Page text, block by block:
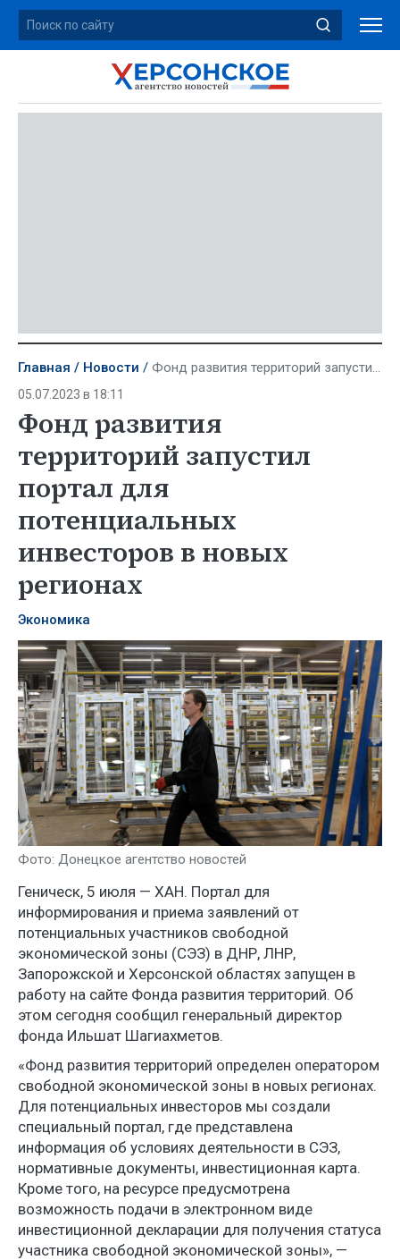
Главная Новости Фонд развития территорий запустил портал для потенциальных инвесторов в новых регионах
05.07.2023 в 18:11
Фонд развития
территорий запустил
портал для
потенциальных
инвесторов в новых
регионах
Экономика
Фото: Донецкое агентство новостей
Геническ, 5 июля — ХАН. Портал для
информирования и приема заявлений от
потенциальных участников свободной
экономической зоны (СЭЗ) в ДНР, ЛНР,
Запорожской и Херсонской областях запущен в
работу на сайте Фонда развития территорий. Об
этом сегодня сообщил генеральный директор
фонда Ильшат Шагиахметов.
«Фонд развития территорий определен оператором
свободной экономической зоны в новых регионах.
Для потенциальных инвесторов мы создали
специальный портал, где представлена
информация об условиях деятельности в СЭЗ,
нормативные документы, инвестиционная карта.
Кроме того, на ресурсе предусмотрена
возможность подачи в электронном виде
инвестиционной декларации для получения статуса
участника свободной экономической зоны», —